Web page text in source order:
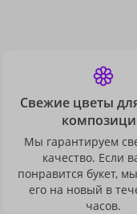
Свежие цветы
Мы гарантируем
качество. Если
понравится букет,
его на новый в
часов.